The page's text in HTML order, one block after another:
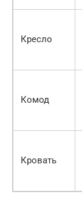
Кресло
Комод
Кровать